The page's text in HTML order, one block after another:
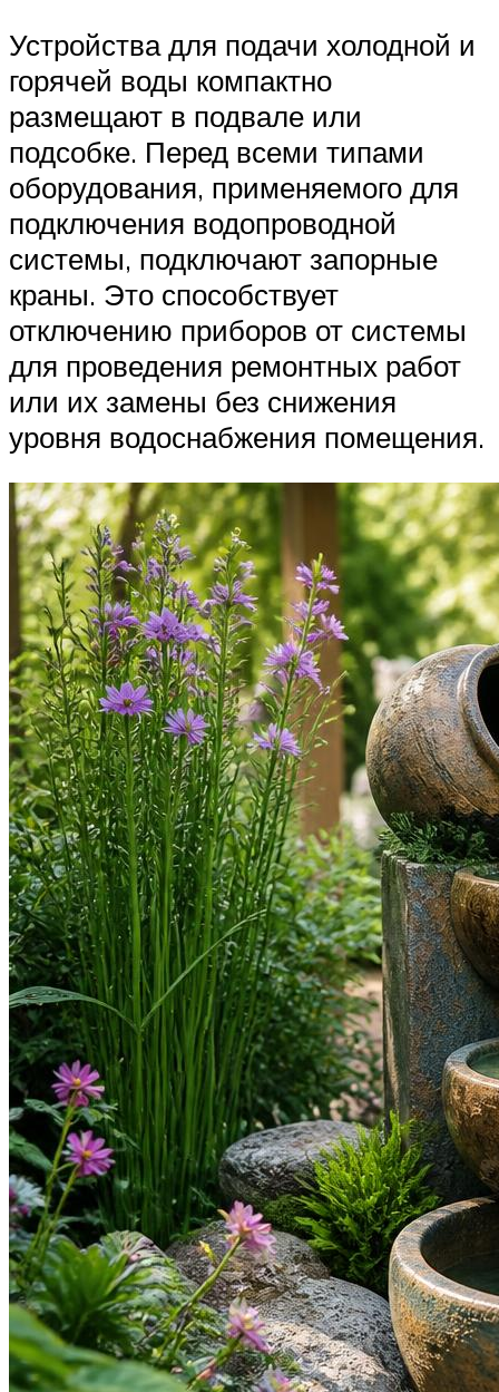
Устройства для подачи холодной и
горячей воды компактно
размещают в подвале или
подсобке. Перед всеми типами
оборудования, применяемого для
подключения водопроводной
системы, подключают запорные
краны. Это способствует
отключению приборов от системы
для проведения ремонтных работ
или их замены без снижения
уровня водоснабжения помещения.